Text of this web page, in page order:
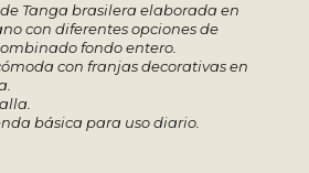
Tanga brasilera elaborada en
con diferentes opciones de
fondo entero.
con franjas decorativas en
básica para uso diario.